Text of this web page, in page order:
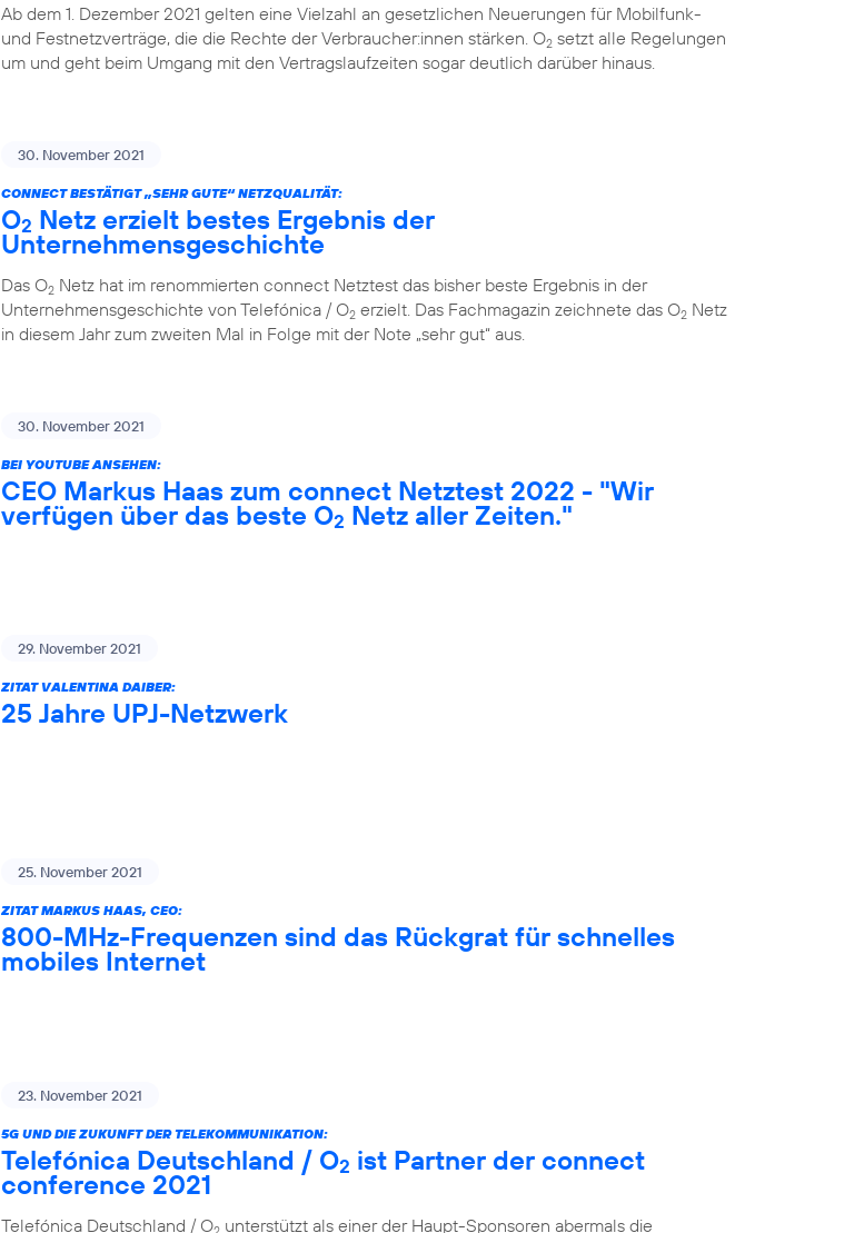
Ab dem 1. Dezember 2021 gelten eine Vielzahl an gesetzlichen Neuerungen für Mobilfunk-
und Festnetzverträge, die die Rechte der Verbraucher:innen stärken. O2 setzt alle Regelungen
um und geht beim Umgang mit den Vertragslaufzeiten sogar deutlich darüber hinaus.
30. November 2021
CONNECT BESTÄTIGT „SEHR GUTE“ NETZQUALITÄT:
O2 Netz erzielt bestes Ergebnis der
Unternehmensgeschichte
Das O2 Netz hat im renommierten connect Netztest das bisher beste Ergebnis in der
Unternehmensgeschichte von Telefónica / O2 erzielt. Das Fachmagazin zeichnete das O2 Netz
in diesem Jahr zum zweiten Mal in Folge mit der Note „sehr gut“ aus.
30. November 2021
BEI YOUTUBE ANSEHEN:
CEO Markus Haas zum connect Netztest 2022 - "Wir
verfügen über das beste O2 Netz aller Zeiten."
29. November 2021
ZITAT VALENTINA DAIBER:
25 Jahre UPJ-Netzwerk
25. November 2021
ZITAT MARKUS HAAS, CEO:
800-MHz-Frequenzen sind das Rückgrat für schnelles
mobiles Internet
23. November 2021
5G UND DIE ZUKUNFT DER TELEKOMMUNIKATION:
Telefónica Deutschland / O2 ist Partner der connect
conference 2021
Telefónica Deutschland / O unterstützt als einer der Haupt-Sponsoren abermals die